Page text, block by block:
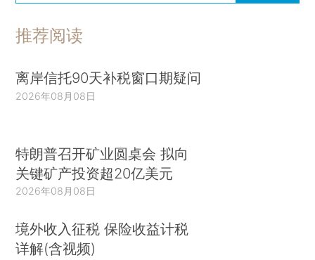
推荐阅读
离岸信托90天补税窗口期疑问
2026年08月08日
特朗普召开矿业圆桌会 拟向
关键矿产投资超20亿美元
2026年08月08日
境外收入征税 保险收益计税
详解(含视频)